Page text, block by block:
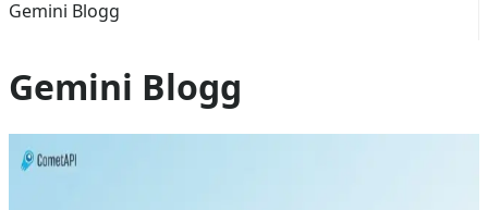
Gemini Blogg
Gemini Blogg
Aug 9, 2026